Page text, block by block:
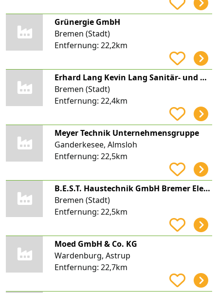
Grünergie GmbH
Bremen (Stadt)
Entfernung: 22,2km
Erhard Lang Kevin Lang Sanitär- und Heizungsbau
Bremen (Stadt)
Entfernung: 22,4km
Meyer Technik Unternehmensgruppe
Ganderkesee, Almsloh
Entfernung: 22,5km
B.E.S.T. Haustechnik GmbH Bremer Elektro-Sanitär-Technik
Bremen (Stadt)
Entfernung: 22,5km
Moed GmbH & Co. KG
Wardenburg, Astrup
Entfernung: 22,7km